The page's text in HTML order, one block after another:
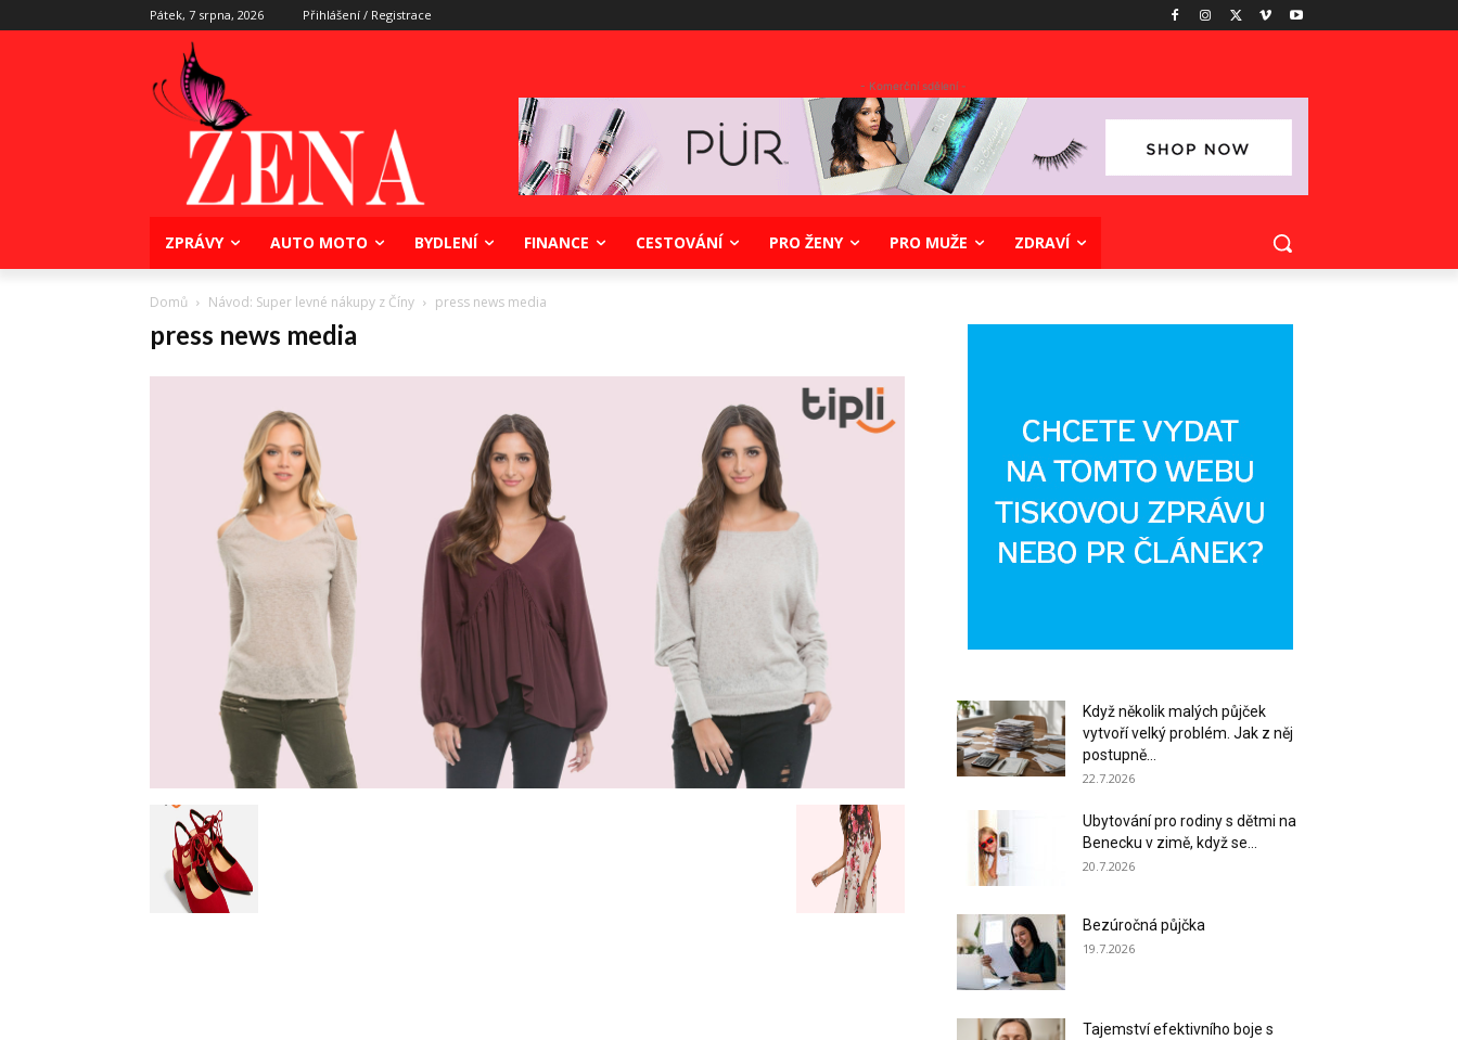
Pátek, 7 srpna, 2026 Přihlášení / Registrace
- Komerční sdělení -
ZPRÁVY AUTO MOTO BYDLENÍ FINANCE CESTOVÁNÍ PRO ŽENY PRO MUŽE ZDRAVÍ
Domů Návod: Super levné nákupy z Číny press news media
press news media
Když několik malých půjček
vytvoří velký problém. Jak z něj
postupně...
22.7.2026
Ubytování pro rodiny s dětmi na
Benecku v zimě, když se...
20.7.2026
Bezúročná půjčka
19.7.2026
Tajemství efektivního boje s